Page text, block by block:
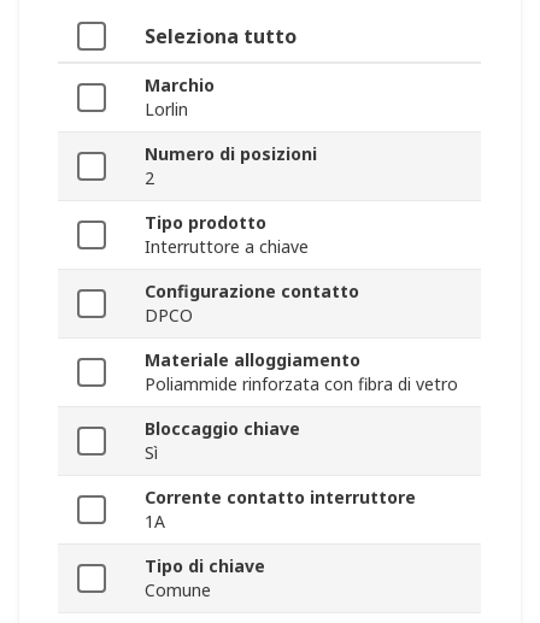
Seleziona tutto
Marchio
Lorlin
Numero di posizioni
2
Tipo prodotto
Interruttore a chiave
Configurazione contatto
DPCO
Materiale alloggiamento
Poliammide rinforzata con fibra di vetro
Bloccaggio chiave
Sì
Corrente contatto interruttore
1A
Tipo di chiave
Comune